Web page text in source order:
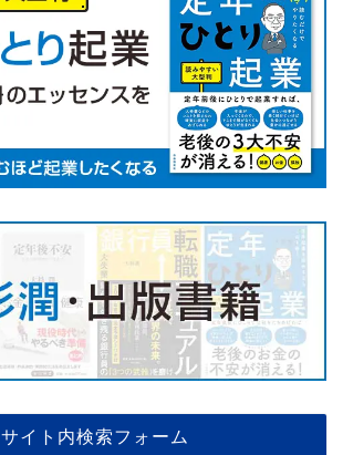
サイト内検索フォーム